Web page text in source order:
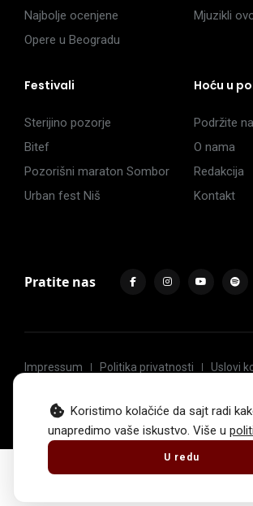
Koristimo kolačiće da sajt radi
unapredimo vaše iskustvo. Više u
U redu
Najbolje ocenjene
Opere u Beogradu
Mjuzikli
Festivali
Sterijino pozorje
Bitef
Pozorišni maraton Sombor
Urban fest Niš
Hoću u
Podržite
O nama
Redakcija
Kontakt
Pratite nas
Impressum Politika privatnosti
Uslovi